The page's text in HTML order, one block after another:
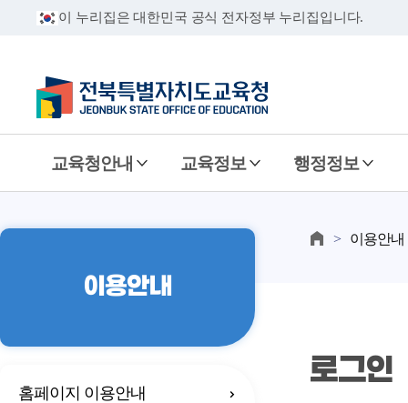
이 누리집은 대한민국 공식 전자정부 누리집입니다.
교육청안내 교육정보 행정정보
이용안내
홈페이지 이용안내
이용안내
로그인